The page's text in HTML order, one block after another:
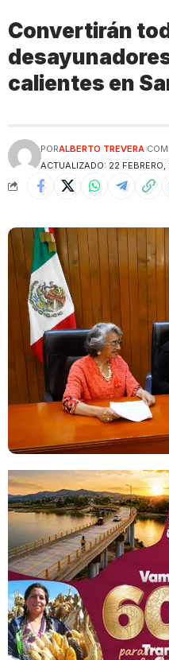
Convertirán
calientes en
ACTUALIZADO: 22
PORALBERTO TREVERA